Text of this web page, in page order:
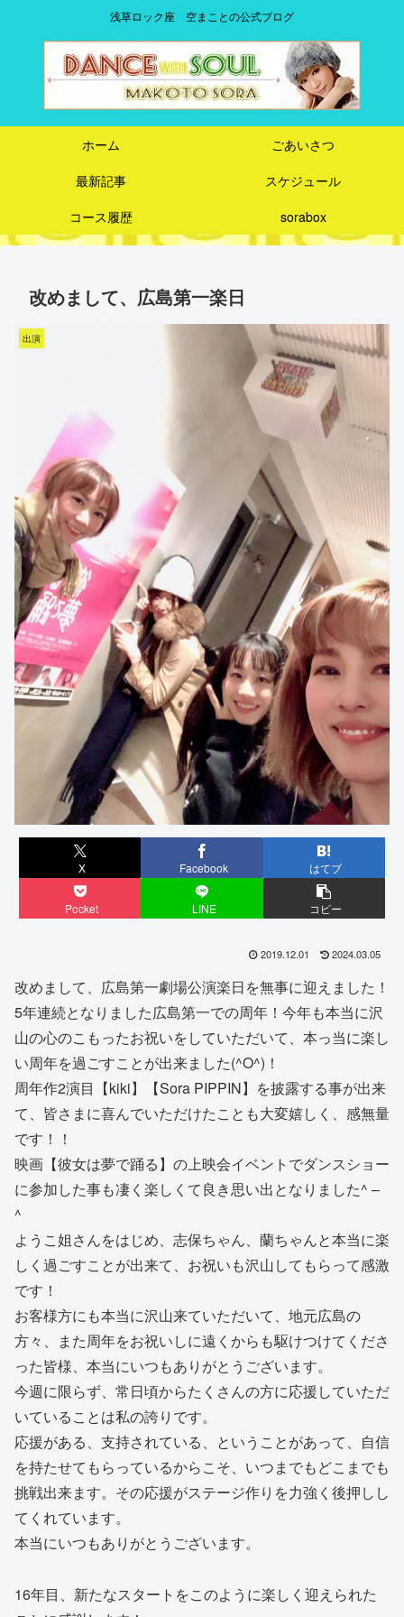
浅草ロック座 空まことの公式ブログ
ホーム
ごあいさつ
最新記事
スケジュール
コース履歴
sorabox
改めまして、広島第一楽日
出演
X Facebook はてブ
Pocket LINE コピー
2019.12.01 2024.03.05
改めまして、広島第一劇場公演楽日を無事に迎えました！
5年連続となりました広島第一での周年！今年も本当に沢
山の心のこもったお祝いをしていただいて、本っ当に楽し
い周年を過ごすことが出来ました(^O^)！
周年作2演目【kiki】【Sora PIPPIN】を披露する事が出来
て、皆さまに喜んでいただけたことも大変嬉しく、感無量
です！！
映画【彼女は夢で踊る】の上映会イベントでダンスショー
に参加した事も凄く楽しくて良き思い出となりました^ –
^
ようこ姐さんをはじめ、志保ちゃん、蘭ちゃんと本当に楽
しく過ごすことが出来て、お祝いも沢山してもらって感激
です！
お客様方にも本当に沢山来ていただいて、地元広島の
方々、また周年をお祝いしに遠くからも駆けつけてくださ
った皆様、本当にいつもありがとうございます。
今週に限らず、常日頃からたくさんの方に応援していただ
いていることは私の誇りです。
応援がある、支持されている、ということがあって、自信
を持たせてもらっているからこそ、いつまでもどこまでも
挑戦出来ます。その応援がステージ作りを力強く後押しし
てくれています。
本当にいつもありがとうございます。
16年目、新たなスタートをこのように楽しく迎えられた